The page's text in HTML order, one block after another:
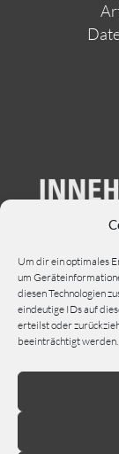
Um dir ein optimales
um
diesen Technologien
eindeutige IDs auf
erteilst oder
beeinträchtigt werden.